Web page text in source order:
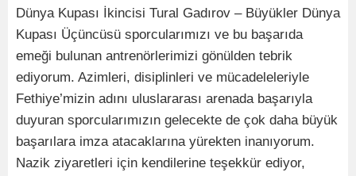
Dünya Kupası İkincisi Tural Gadırov – Büyükler Dünya
Kupası Üçüncüsü sporcularımızı ve bu başarıda
emeği bulunan antrenörlerimizi gönülden tebrik
ediyorum. Azimleri, disiplinleri ve mücadeleleriyle
Fethiye’mizin adını uluslararası arenada başarıyla
duyuran sporcularımızın gelecekte de çok daha büyük
başarılara imza atacaklarına yürekten inanıyorum.
Nazik ziyaretleri için kendilerine teşekkür ediyor,